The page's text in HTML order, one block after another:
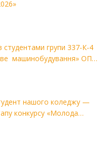
студентами групи 337-К-4
машинобудування» ОПП
нашого коледжу —
конкурсу «Молода